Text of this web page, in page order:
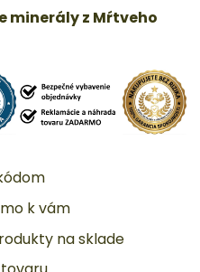
minerály z Mŕtveho
k vám
na sklade